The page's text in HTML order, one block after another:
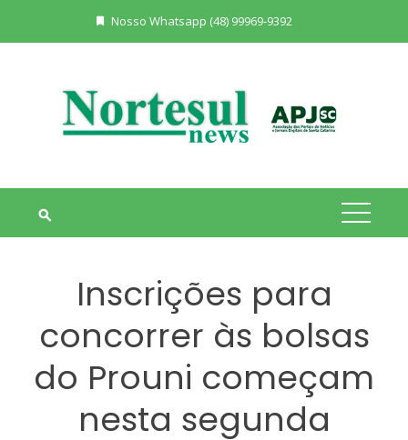
Nosso Whatsapp (48) 99969-9392
Inscrições para
concorrer às bolsas
do Prouni começam
nesta segunda